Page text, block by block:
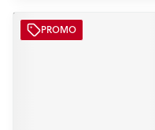
PROMO